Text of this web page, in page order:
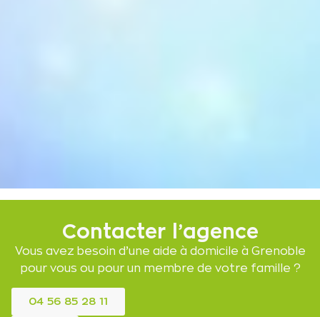
Contacter l’agence
Vous avez besoin d’une aide à domicile à Grenoble
pour vous ou pour un membre de votre famille ?
04 56 85 28 11